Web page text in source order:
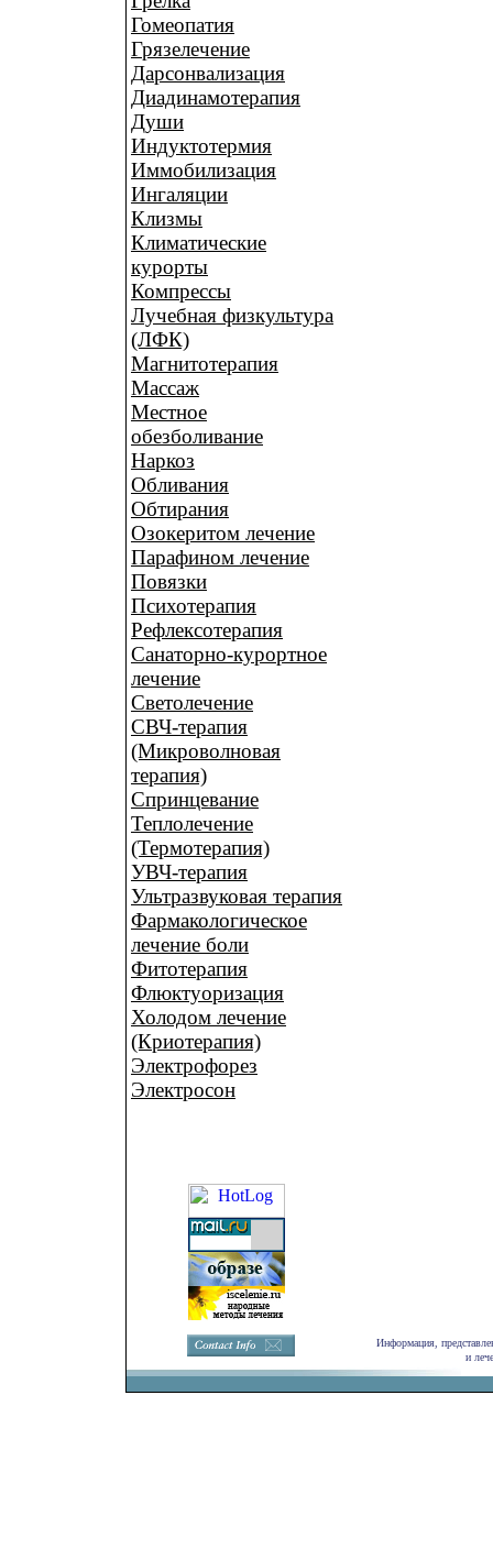
Гомеопатия
Грязелечение
Дарсонвализация
Диадинамотерапия
Души
Индуктотермия
Иммобилизация
Ингаляции
Клизмы
Климатические
курорты
Компрессы
Лучебная физкультура
(ЛФК)
Магнитотерапия
Массаж
Местное
обезболивание
Наркоз
Обливания
Обтирания
Озокеритом лечение
Парафином лечение
Повязки
Психотерапия
Рефлексотерапия
Санаторно-курортное
лечение
Светолечение
СВЧ-терапия
(Микроволновая
терапия)
Спринцевание
Теплолечение
(Термотерапия)
УВЧ-терапия
Ультразвуковая терапия
Фармакологическое
лечение боли
Фитотерапия
Флюктуоризация
Холодом лечение
(Криотерапия)
Электрофорез
Электросон
Информация,
и